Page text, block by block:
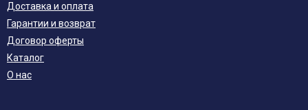
Доставка и оплата
Гарантии и возврат
Договор оферты
Каталог
О нас